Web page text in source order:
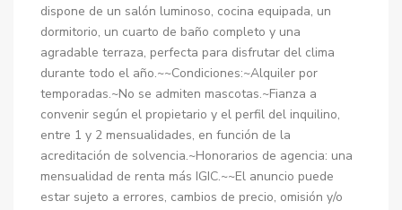
dispone de un salón luminoso, cocina equipada, un
dormitorio, un cuarto de baño completo y una
agradable terraza, perfecta para disfrutar del clima
durante todo el año.~~Condiciones:~Alquiler por
temporadas.~No se admiten mascotas.~Fianza a
convenir según el propietario y el perfil del inquilino,
entre 1 y 2 mensualidades, en función de la
acreditación de solvencia.~Honorarios de agencia: una
mensualidad de renta más IGIC.~~El anuncio puede
estar sujeto a errores, cambios de precio, omisión y/o